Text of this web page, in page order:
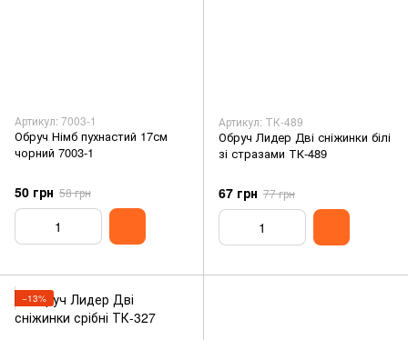
Артикул: 7003-1
Обруч Німб пухнастий 17см
чорний 7003-1
50 грн 58 грн
Артикул: ТК-489
Обруч Лидер Дві сніжинки білі
зі стразами ТК-489
67 грн 77 грн
−13%